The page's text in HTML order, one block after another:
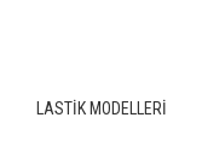
LASTİK MODELLERİ